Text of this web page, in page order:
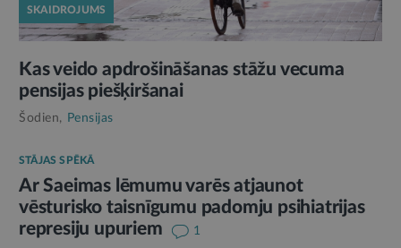
SKAIDROJUMS
Kas veido apdrošināšanas stāžu vecuma
pensijas piešķiršanai
Šodien, Pensijas
STĀJAS SPĒKĀ
Ar Saeimas lēmumu varēs atjaunot
vēsturisko taisnīgumu padomju psihiatrijas
represiju upuriem
1